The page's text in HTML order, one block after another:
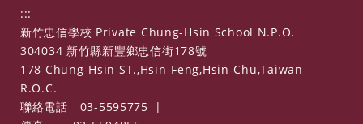
:::
新竹忠信學校 Private Chung-Hsin School N.P.O.
304034 新竹縣新豐鄉忠信街178號
178 Chung-Hsin ST.,Hsin-Feng,Hsin-Chu,Taiwan
R.O.C.
聯絡電話
03-5595775
|